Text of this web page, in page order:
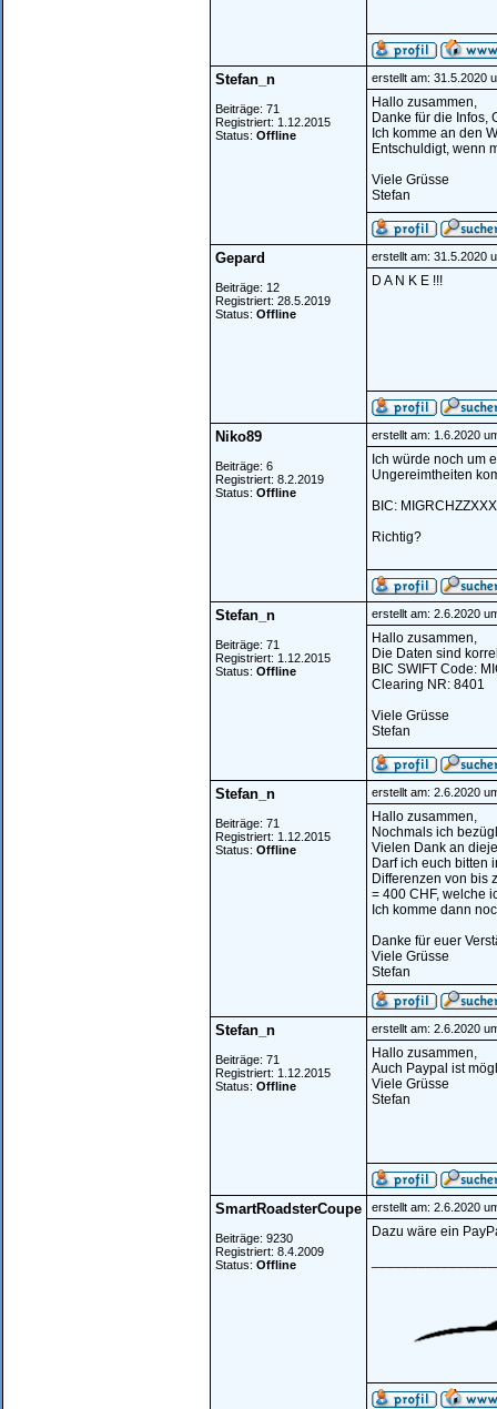
Stefan_n
Beiträge: 71
Registriert: 1.12.2015
Status: Offline
erstellt am: 31.5.2020
Hallo zusammen,
Danke für die Infos,
Ich komme an den
Entschuldigt, wenn
Viele Grüsse
Stefan
Gepard
Beiträge: 12
Registriert: 28.5.2019
Status: Offline
erstellt am: 31.5.2020
D A N K E !!!
Niko89
Beiträge: 6
Registriert: 8.2.2019
Status: Offline
erstellt am: 1.6.2020
Ich würde noch um
Ungereimtheiten
BIC: MIGRCHZZXXX
Richtig?
Stefan_n
Beiträge: 71
Registriert: 1.12.2015
Status: Offline
erstellt am: 2.6.2020
Hallo zusammen,
Die Daten sind
BIC SWIFT Code:
Clearing NR: 8401
Viele Grüsse
Stefan
Stefan_n
Beiträge: 71
Registriert: 1.12.2015
Status: Offline
erstellt am: 2.6.2020
Hallo zusammen,
Nochmals ich
Vielen Dank an
Darf ich euch bitten
Differenzen von bis
= 400 CHF, welche
Ich komme dann
Danke für euer
Viele Grüsse
Stefan
Stefan_n
Beiträge: 71
Registriert: 1.12.2015
Status: Offline
erstellt am: 2.6.2020
Hallo zusammen,
Auch Paypal ist
Viele Grüsse
Stefan
SmartRoadsterCoupe
Beiträge: 9230
Registriert: 8.4.2009
Status: Offline
erstellt am: 2.6.2020
Dazu wäre ein